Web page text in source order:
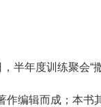
年度训练聚会“
编辑而成；本